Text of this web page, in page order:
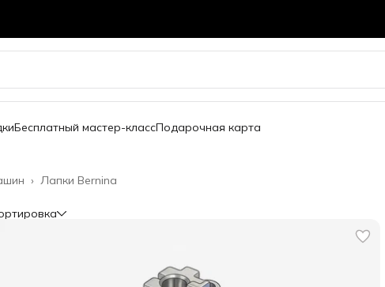
Бесплатный мастер-классПодарочная карта
Лапки Bernina
›